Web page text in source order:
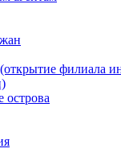
филиала
острова